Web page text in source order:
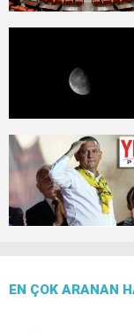
EN ÇOK ARANAN